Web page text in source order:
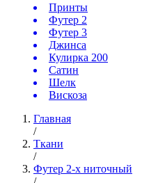
Принты
Футер 2
Футер 3
Джинса
Кулирка 200
Сатин
Шелк
Вискоза
Главная
/
Ткани
/
Футер 2-х ниточный